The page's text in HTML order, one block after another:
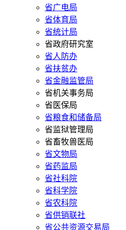
省广电局
省体育局
省统计局
省政府研究室
省人防办
省扶贫办
省金融监管局
省机关事务局
省医保局
省粮食和储备局
省监狱管理局
省畜牧兽医局
省文物局
省药监局
省社科院
省科学院
省农科院
省供销联社
省公共资源交易局